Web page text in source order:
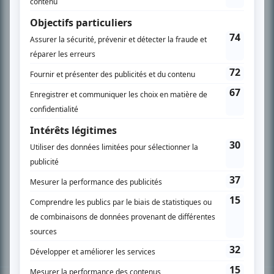
PLAN DU SITE
Accueil
Liste des oeuvres
Liste des comédiens
Recherche avancée
À propos
Nous contacter
Termes et conditions